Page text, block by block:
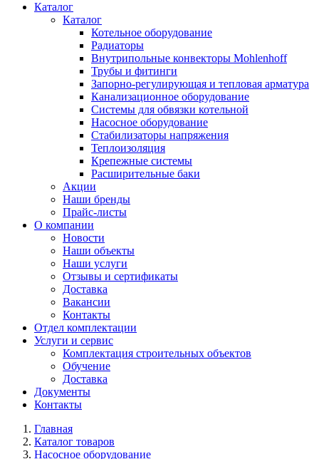
Каталог
Каталог
Котельное оборудование
Радиаторы
Внутрипольные конвекторы Mohlenhoff
Трубы и фитинги
Запорно-регулирующая и тепловая арматура
Канализационное оборудование
Системы для обвязки котельной
Насосное оборудование
Стабилизаторы напряжения
Теплоизоляция
Крепежные системы
Расширительные баки
Акции
Наши бренды
Прайс-листы
О компании
Новости
Наши объекты
Наши услуги
Отзывы и сертификаты
Доставка
Вакансии
Контакты
Отдел комплектации
Услуги и сервис
Комплектация строительных объектов
Обучение
Доставка
Документы
Контакты
Главная
Каталог товаров
Насосное оборудование